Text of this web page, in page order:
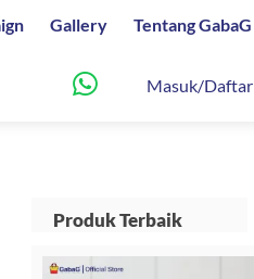
Gallery Tentang GabaG
Masuk/Daftar
Produk Terbaik